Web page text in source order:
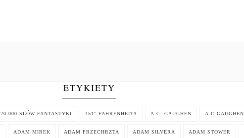
ETYKIETY
20 000 SŁÓW FANTASTYKI 451° FAHRENHEITA A.C. GAUGHEN A.C.GAUGHEN
ADAM MIREK ADAM PRZECHRZTA ADAM SILVERA ADAM STOWER